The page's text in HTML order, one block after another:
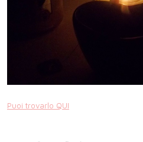
Puoi trovarlo QUI